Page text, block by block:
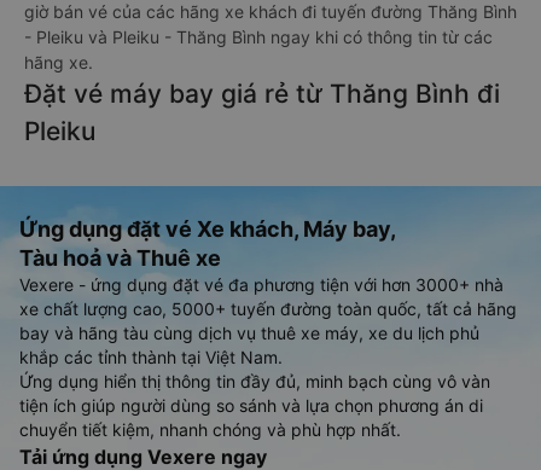
giờ bán vé của các hãng xe khách đi tuyến đường Thăng Bình
- Pleiku và Pleiku - Thăng Bình ngay khi có thông tin từ các
hãng xe.
Đặt vé máy bay giá rẻ từ Thăng Bình đi
Pleiku
Ứng dụng đặt vé Xe khách, Máy bay,
Tàu hoả và Thuê xe
Vexere - ứng dụng đặt vé đa phương tiện với hơn 3000+ nhà
xe chất lượng cao, 5000+ tuyến đường toàn quốc, tất cả hãng
bay và hãng tàu cùng dịch vụ thuê xe máy, xe du lịch phủ
khắp các tỉnh thành tại Việt Nam.
Ứng dụng hiển thị thông tin đầy đủ, minh bạch cùng vô vàn
tiện ích giúp người dùng so sánh và lựa chọn phương án di
chuyển tiết kiệm, nhanh chóng và phù hợp nhất.
Tải ứng dụng Vexere ngay